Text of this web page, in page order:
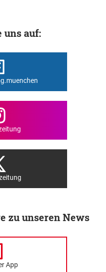
uns auf:
zu unseren News
App